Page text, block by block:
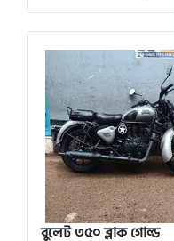
বুলেট ৩৫০ ব্লাক গোল্ড